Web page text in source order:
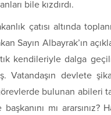
bile kızdırdı.
çatısı altında
Sayın Albayrak’ın
kendileriyle dalga
Vatandaşın
bulunan abileri
mı